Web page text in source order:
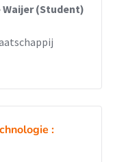
(Student)
: